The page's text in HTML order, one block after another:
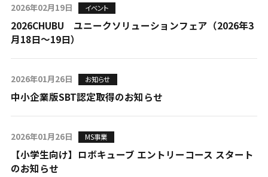
2026年02月19日 イベント
2026CHUBU ユニークソリューションフェア（2026年3
月18日～19日）
2026年01月26日 お知らせ
中小企業版SBT認定取得のお知らせ
2026年01月26日 MS事業
【小学生向け】ロボキューブ エントリーコース スタート
のお知らせ